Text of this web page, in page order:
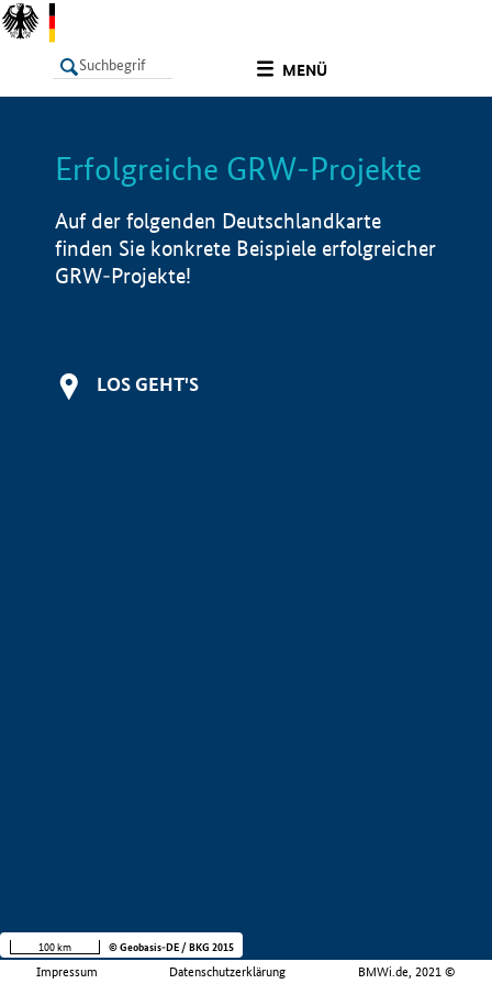
MENÜ
LISTE Info
Erfolgreiche GRW-Projekte
Auf der folgenden Deutschlandkarte
finden Sie konkrete Beispiele erfolgreicher
GRW-Projekte!
LOS GEHT'S
Impressum Datenschutzerklärung BMWi.de, 2021 ©
100 km © Geobasis-DE / BKG 2015